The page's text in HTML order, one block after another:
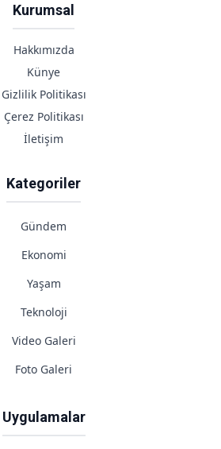
Kurumsal
Hakkımızda
Künye
Gizlilik Politikası
Çerez Politikası
İletişim
Kategoriler
Gündem
Ekonomi
Yaşam
Teknoloji
Video Galeri
Foto Galeri
Uygulamalar